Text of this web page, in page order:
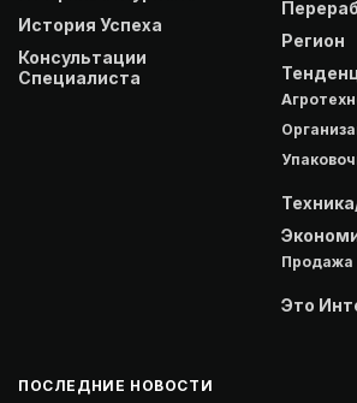
История Успеха
Консультации
Специалиста
Регион
Продажа
Это
ПОСЛЕДНИЕ НОВОСТИ